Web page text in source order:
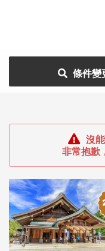
條件變
沒
非常抱歉